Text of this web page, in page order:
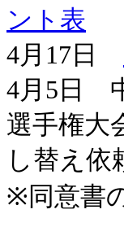
ント表
4月17日
4月5日
選手権大
し替え依
※同意書